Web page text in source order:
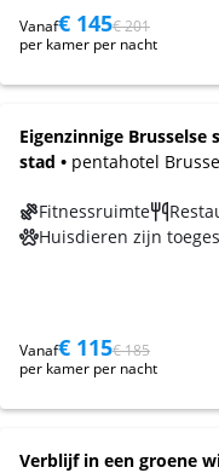
Vanaf€ 145€ 201
per kamer per nacht
Eigenzinnige
stad • pentahotel
Fitnessruimte
Huisdieren zijn
Vanaf€ 115€ 185
per kamer per nacht
Verblijf in een groene